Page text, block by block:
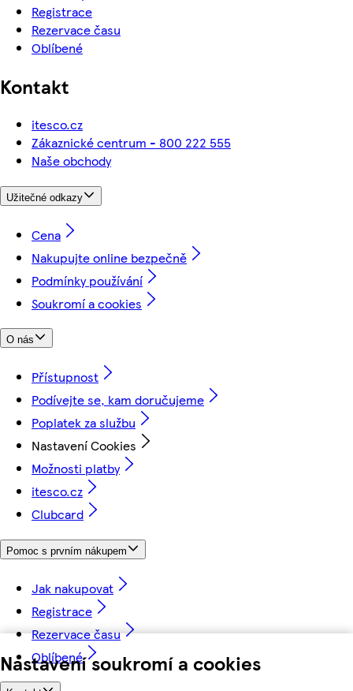
Nastavení soukromí a cookies
Registrace
Rezervace času
Oblíbené
Kontakt
itesco.cz
Zákaznické centrum - 800 222 555
Naše obchody
Užitečné odkazy
Cena
Nakupujte online bezpečně
Podmínky používání
Soukromí a cookies
O nás
Přístupnost
Podívejte se, kam doručujeme
Poplatek za službu
Nastavení Cookies
Možnosti platby
itesco.cz
Clubcard
Pomoc s prvním nákupem
Jak nakupovat
Registrace
Rezervace času
Oblíbené